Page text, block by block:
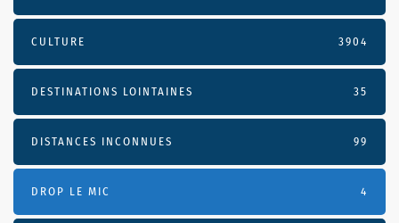
CULTURE 3904
DESTINATIONS LOINTAINES 35
DISTANCES INCONNUES 99
DROP LE MIC 4